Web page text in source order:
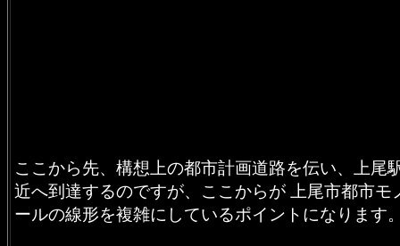
ここから先、構想上の都市計画道路を伝い、上尾
近へ到達するのですが、ここからが 上尾市都市モ
ールの線形を複雑にしているポイントになります